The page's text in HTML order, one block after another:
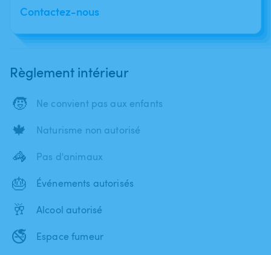
Contactez-nous
Règlement intérieur
🧒 Ne convient pas aux enfants
🍁 Naturisme non autorisé
🦓 Pas d'animaux
🎂 Événements autorisés
🥂 Alcool autorisé
🚭 Espace fumeur